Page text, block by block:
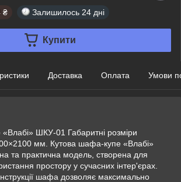
₴ Залишилось 24 дні
Купити
Доставка Оплата Умови
ШКУ-01 Габаритні розміри
мм. Кутова шафа-купе «Влабі»
та практична модель, створена для
простору у сучасних інтер'єрах.
шафа дозволяє максимально